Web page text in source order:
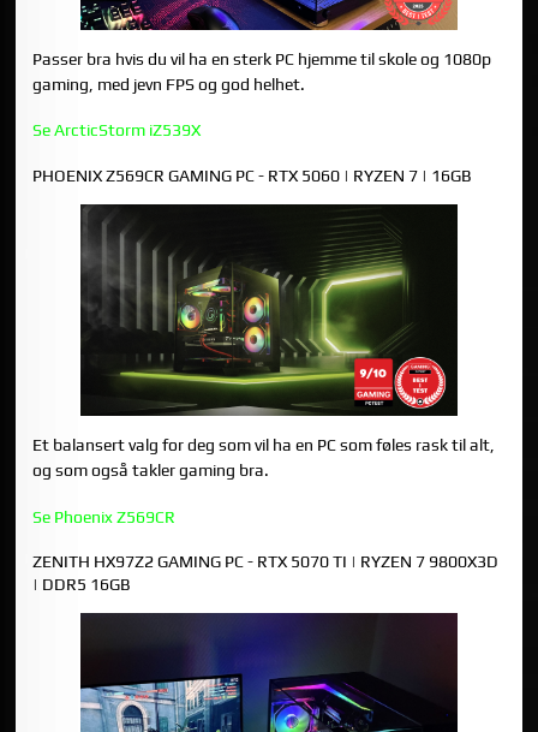
Passer bra hvis du vil ha en sterk PC hjemme til skole og 1080p
gaming, med jevn FPS og god helhet.
Se ArcticStorm iZ539X
PHOENIX Z569CR GAMING PC - RTX 5060 | RYZEN 7 | 16GB
Et balansert valg for deg som vil ha en PC som føles rask til alt,
og som også takler gaming bra.
Se Phoenix Z569CR
ZENITH HX97Z2 GAMING PC - RTX 5070 TI | RYZEN 7 9800X3D
| DDR5 16GB